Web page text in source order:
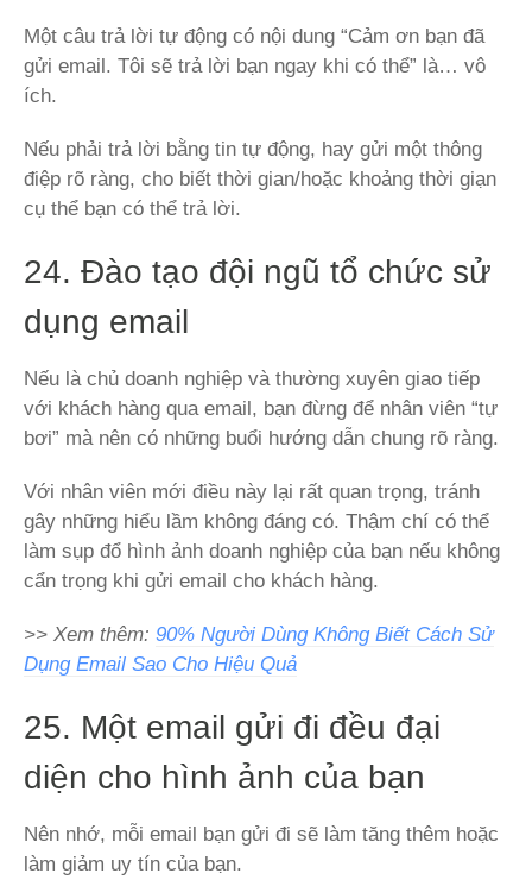
Một câu trả lời tự động có nội dung “Cảm ơn bạn đã
gửi email. Tôi sẽ trả lời bạn ngay khi có thể” là… vô
ích.
Nếu phải trả lời bằng tin tự động, hay gửi một thông
điệp rõ ràng, cho biết thời gian/hoặc khoảng thời giạn
cụ thể bạn có thể trả lời.
24. Đào tạo đội ngũ tổ chức sử
dụng email
Nếu là chủ doanh nghiệp và thường xuyên giao tiếp
với khách hàng qua email, bạn đừng để nhân viên “tự
bơi” mà nên có những buổi hướng dẫn chung rõ ràng.
Với nhân viên mới điều này lại rất quan trọng, tránh
gây những hiểu lầm không đáng có. Thậm chí có thể
làm sụp đổ hình ảnh doanh nghiệp của bạn nếu không
cẩn trọng khi gửi email cho khách hàng.
>> Xem thêm: 90% Người Dùng Không Biết Cách Sử
Dụng Email Sao Cho Hiệu Quả
25. Một email gửi đi đều đại
diện cho hình ảnh của bạn
Nên nhớ, mỗi email bạn gửi đi sẽ làm tăng thêm hoặc
làm giảm uy tín của bạn.